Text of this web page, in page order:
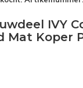
IVY
Mat Koper